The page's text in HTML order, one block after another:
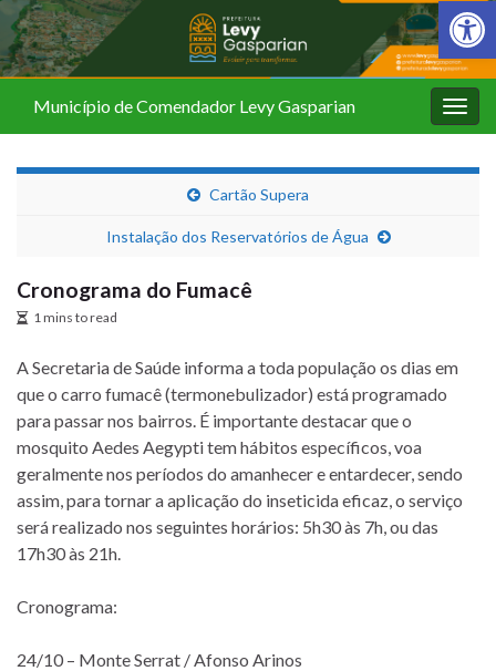
Barra de
Município de Comendador Levy Gasparian
Cartão Supera
Instalação dos Reservatórios de Água
Cronograma do Fumacê
1 mins to read
A Secretaria de Saúde informa a toda população os dias em
que o carro fumacê (termonebulizador) está programado
para passar nos bairros. É importante destacar que o
mosquito Aedes Aegypti tem hábitos específicos, voa
geralmente nos períodos do amanhecer e entardecer, sendo
assim, para tornar a aplicação do inseticida eficaz, o serviço
será realizado nos seguintes horários: 5h30 às 7h, ou das
17h30 às 21h.
Cronograma:
24/10 – Monte Serrat / Afonso Arinos